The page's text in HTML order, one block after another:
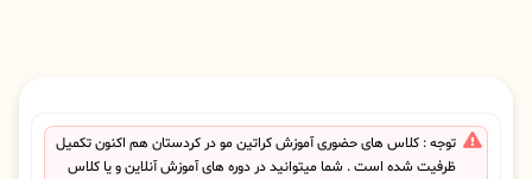
توجه : کلاس های حضوری آموزش کراتین مو در کردستان هم اکنون تکمیل
ظرفیت شده است . شما میتوانید در دوره های آموزش آنلاین و یا کلاس